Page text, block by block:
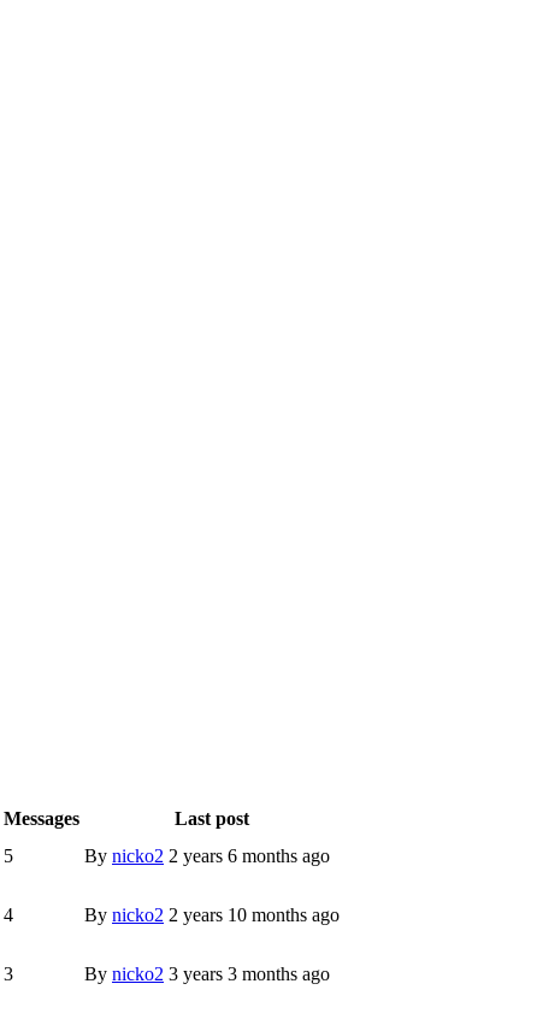
Messages
Last post
5 By nicko2 2 years 6 months ago
4 By nicko2 2 years 10 months ago
3 By nicko2 3 years 3 months ago